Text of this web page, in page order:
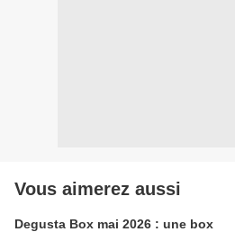
Vous aimerez aussi
Degusta Box mai 2026 : une box